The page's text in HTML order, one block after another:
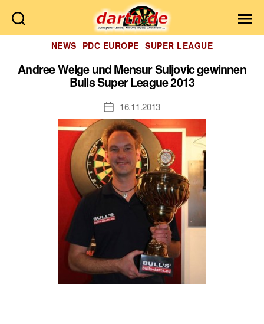
Dartn.de
Kategorien
NEWS PDC EUROPE SUPER LEAGUE
Andree Welge und Mensur Suljovic gewinnen
Bulls Super League 2013
Veröffentlichungsdatum
16.11.2013